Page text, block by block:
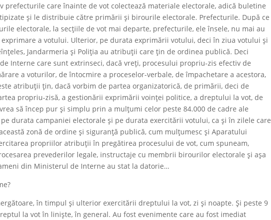
prefecturile care înainte de vot colectează materiale electorale, adică buletine
și le distribuie către primării și birourile electorale. Prefecturile. După ce
electorale, la secțiile de vot mai departe, prefecturile, ele însele, nu mai au
a votului. Ulterior, pe durata exprimării votului, deci în ziua votului și
Jandarmeria și Poliția au atribuții care țin de ordinea publică. Deci
Interne care sunt extrinseci, dacă vreți, procesului propriu-zis efectiv de
a voturilor, de întocmire a proceselor-verbale, de împachetare a acestora,
atribuții țin, dacă vorbim de partea organizatorică, de primării, deci de
propriu-zisă, a gestionării exprimării voinței politice, a dreptului la vot, de
să încep pur și simplu prin a mulțumi celor peste 84.000 de cadre ale
durata campaniei electorale și pe durata exercitării votului, ca și în zilele care
zonă de ordine și siguranță publică, cum mulțumesc și Aparatului
propriilor atribuții în pregătirea procesului de vot, cum spuneam,
prevederilor legale, instructaje cu membrii birourilor electorale și așa
din Ministerul de Interne au stat la datorie…
în timpul și ulterior exercitării dreptului la vot, zi și noapte. Și peste 9
la vot în liniște, în general. Au fost evenimente care au fost imediat